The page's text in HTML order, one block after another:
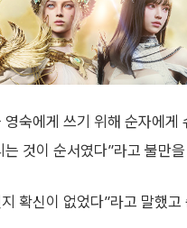
숙에게 쓰기 위해 순자에게
것이 순서였다”라고 불만
확신이 없었다”라고 말했